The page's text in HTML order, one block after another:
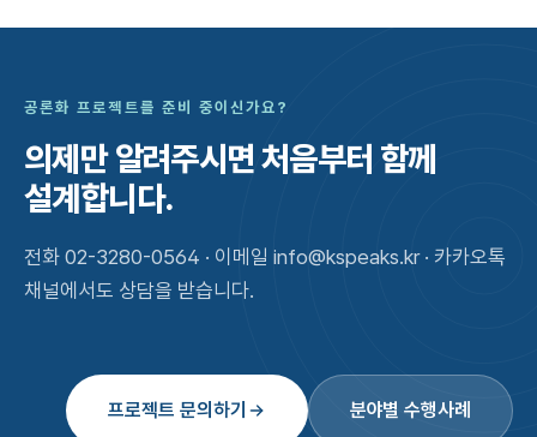
공론화 프로젝트를 준비 중이신가요?
의제만 알려주시면 처음부터 함께
설계합니다.
전화 02-3280-0564 · 이메일 info@kspeaks.kr · 카카오톡
채널에서도 상담을 받습니다.
프로젝트 문의하기 분야별 수행사례